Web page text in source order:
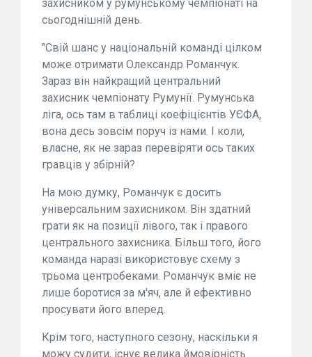
захисником у румунському чемпіонаті на
сьогоднішній день.
"Свій шанс у національній команді цілком
може отримати Олександр Романчук.
Зараз він найкращий центральний
захисник чемпіонату Румунії. Румунська
ліга, ось там в таблиці коефіцієнтів УЄФА,
вона десь зовсім поруч із нами. І коли,
власне, як не зараз перевіряти ось таких
гравців у збірній?
На мою думку, Романчук є досить
універсальним захисником. Він здатний
грати як на позиції лівого, так і правого
центрального захисника. Більш того, його
команда наразі використовує схему з
трьома центробеками. Романчук вміє не
лише боротися за м'яч, але й ефективно
просувати його вперед.
Крім того, наступного сезону, наскільки я
можу судити, існує велика ймовірність